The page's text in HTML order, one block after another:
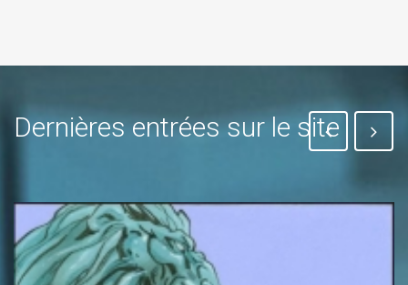
Dernières entrées sur le site